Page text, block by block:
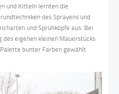
und Kitteln lernten die
des Sprayens und
und Sprühköpfe aus. Bei
eigenen kleinen Mauerstücks
bunter Farben gewählt